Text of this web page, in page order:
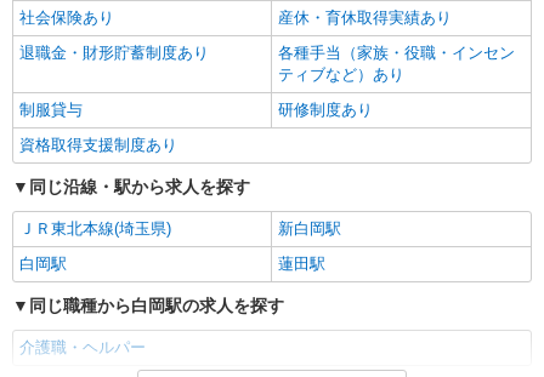
社会保険あり
産休・育休取得実績あり
退職金・財形貯蓄制度あり
各種手当（家族・役職・インセン
ティブなど）あり
制服貸与
研修制度あり
資格取得支援制度あり
同じ沿線・駅から求人を探す
ＪＲ東北本線(埼玉県)
新白岡駅
白岡駅
蓮田駅
同じ職種から白岡駅の求人を探す
介護職・ヘルパー